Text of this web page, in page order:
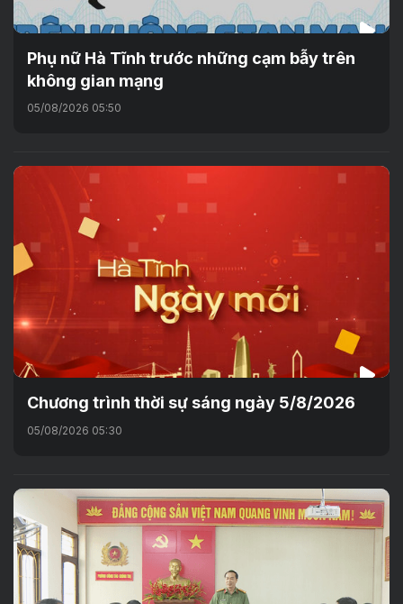
Phụ nữ Hà Tĩnh trước những cạm bẫy trên
không gian mạng
05/08/2026 05:50
Chương trình thời sự sáng ngày 5/8/2026
05/08/2026 05:30